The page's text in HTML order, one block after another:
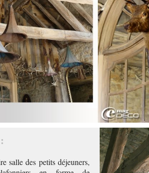
salle des petits déjeuners,